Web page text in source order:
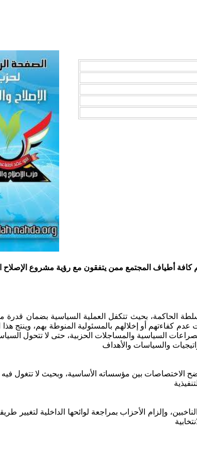
أطياف المجتمع ممن يتفقون مع رؤية مشروع
الحاكمة، بحيث تتكفل العملية السياسية بضمان
أو إخلالهم بالمسئولية المنوطة بهم، وينتج هذا
السياسية والمساجلات الحزبية، حتى لا تتحول
والسياسات والأهداف
الاختصاصات بين مؤسساته الأساسية، وبحيث لا تتغول
وإلزام الأحزاب بمراجعة لوائحها الداخلية لتغيير